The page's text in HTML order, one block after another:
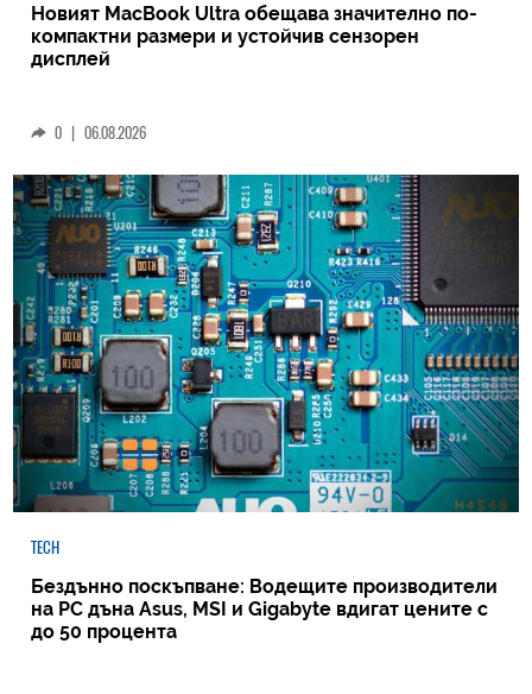
Новият MacBook Ultra обещава значително по-
компактни размери и устойчив сензорен
дисплей
0 | 06.08.2026
TECH
Бездънно поскъпване: Водещите производители
на РС дъна Asus, MSI и Gigabyte вдигат цените с
до 50 процента